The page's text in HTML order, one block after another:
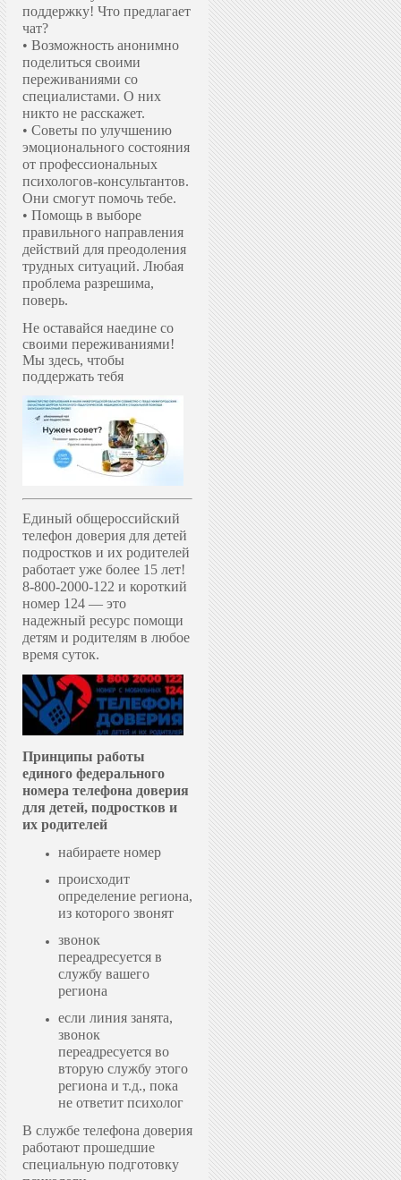
поддержку! Что предлагает
чат?
• Возможность анонимно
поделиться своими
переживаниями со
специалистами. О них
никто не расскажет.
• Советы по улучшению
эмоционального состояния
от профессиональных
психологов-консультантов.
Они смогут помочь тебе.
• Помощь в выборе
правильного направления
действий для преодоления
трудных ситуаций. Любая
проблема разрешима,
поверь.
Не оставайся наедине со
своими переживаниями!
Мы здесь, чтобы
поддержать тебя
Единый общероссийский
телефон доверия для детей
подростков и их родителей
работает уже более 15 лет!
8-800-2000-122 и короткий
номер 124 — это
надежный ресурс помощи
детям и родителям в любое
время суток.
Принципы работы
единого федерального
номера телефона доверия
для детей, подростков и
их родителей
набираете номер
происходит
определение региона,
из которого звонят
звонок
переадресуется в
службу вашего
региона
если линия занята,
звонок
переадресуется во
вторую службу этого
региона и т.д., пока
не ответит психолог
В службе телефона доверия
работают прошедшие
специальную подготовку